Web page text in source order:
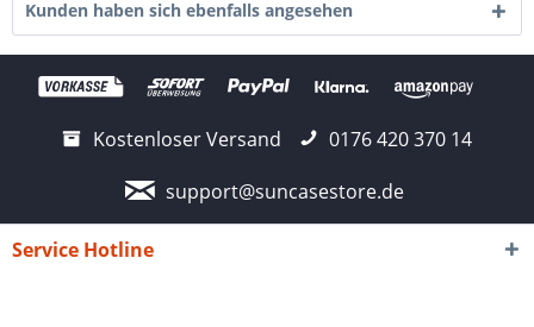
Kunden haben sich ebenfalls angesehen
Kostenloser Versand
0176 420 370 14
support@suncasestore.de
Service Hotline